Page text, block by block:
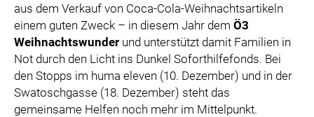
aus dem Verkauf von Coca-Cola-Weihnachtsartikeln
einem guten Zweck – in diesem Jahr dem Ö3
Weihnachtswunder und unterstützt damit Familien in
Not durch den Licht ins Dunkel Soforthilfefonds. Bei
den Stopps im huma eleven (10. Dezember) und in der
Swatoschgasse (18. Dezember) steht das
gemeinsame Helfen noch mehr im Mittelpunkt.